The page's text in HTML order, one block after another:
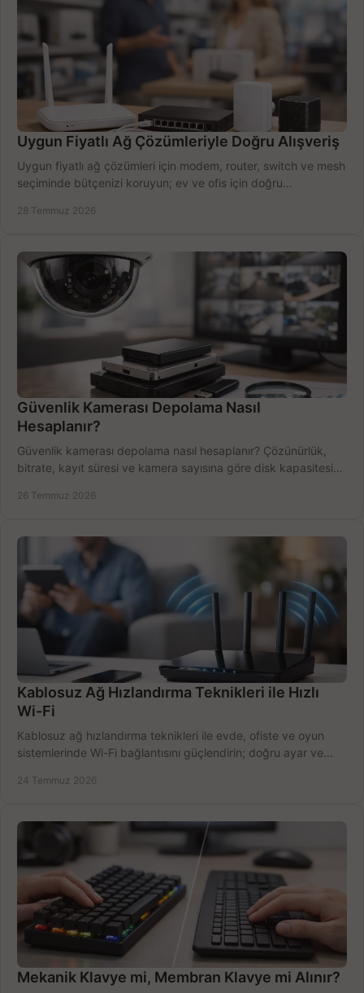
Uygun Fiyatlı Ağ Çözümleriyle Doğru Alışveriş
Uygun fiyatlı ağ çözümleri için modem, router, switch ve mesh
seçiminde bütçenizi koruyun; ev ve ofis için doğru
28 Temmuz 2026
Güvenlik Kamerası Depolama Nasıl
Hesaplanır?
Güvenlik kamerası depolama nasıl hesaplanır? Çözünürlük,
bitrate, kayıt süresi ve kamera sayısına göre disk kapasitesini
26 Temmuz 2026
Kablosuz Ağ Hızlandırma Teknikleri ile Hızlı
Wi-Fi
Kablosuz ağ hızlandırma teknikleri ile evde, ofiste ve oyun
sistemlerinde Wi-Fi bağlantısını güçlendirin; doğru ayar ve
24 Temmuz 2026
Mekanik Klavye mi, Membran Klavye mi Alınır?